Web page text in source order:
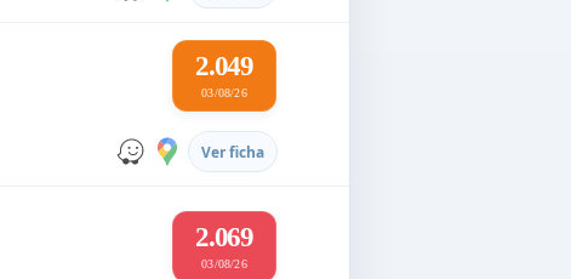
2.049
03/08/26
Ver ficha
2.069
03/08/26